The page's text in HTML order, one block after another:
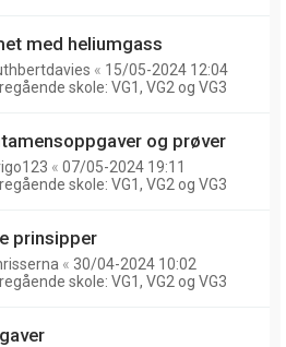
med heliumgass
« 15/05-2024 12:04
skole: VG1, VG2 og VG3
og prøver
« 07/05-2024 19:11
skole: VG1, VG2 og VG3
prinsipper
« 30/04-2024 10:02
skole: VG1, VG2 og VG3